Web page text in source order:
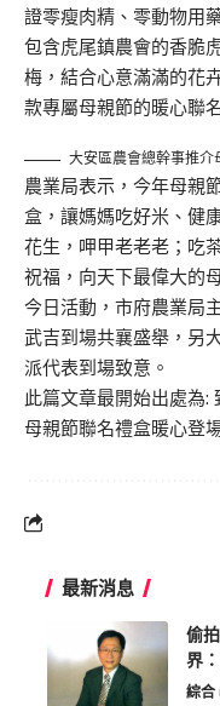
證零瘦肉精、零動物用
包含虎尾鎮農會的香脆
梅，結合心意滿滿的花
款專屬母親節的暖心聯
大安區農會總幹事推介
農業局表示，今年母親
盒，讓媽媽吃好米、健
花生，呷甲老老老；吃
祝福，向天下最偉大的
今日活動，市府農業局
武吉到場共襄盛舉，另
派代表到場致意。
此篇文章最開始出處為:
母親節聯名禮盒暖心登
最新消息
偷
界
綜合